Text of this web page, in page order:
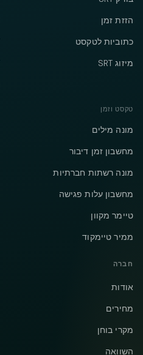
הזזת זמן
כתוביות לטקסט
מיזוג SRT
טקסט וזמן
מונה מילים
מחשבון זמן דיבור
מונה רשתות חברתיות
מחשבון עלות פגישה
טיימר מקוון
ממיר טיימקוד
חברה
אודות
מחירים
מקרי בוחן
השוואה